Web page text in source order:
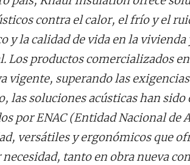
contra el calor, el frío y el
y la calidad de vida en la
Los productos comercializados
vigente, superando las
las soluciones acústicas han
por ENAC (Entidad Nacional de
versátiles y ergonómicos que
tanto en obra nueva